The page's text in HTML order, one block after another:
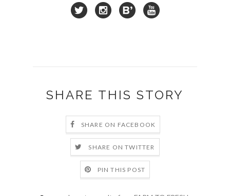
SHARE THIS STORY
SHARE ON FACEBOOK
SHARE ON TWITTER
PIN THIS POST